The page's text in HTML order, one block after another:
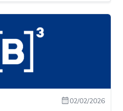
02/02/2026